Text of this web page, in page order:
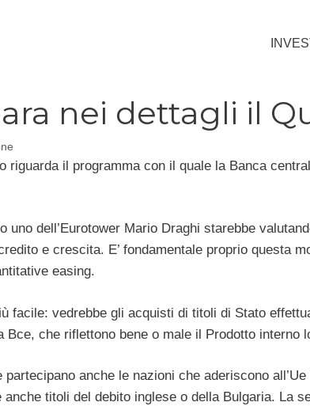
nei dettagli il
riguarda il programma con il quale la Banca
uno dell’Eurotower Mario Draghi starebbe
e crescita. E’ fondamentale proprio questa
easing.
facile: vedrebbe gli acquisti di titoli di Stato
Bce, che riflettono bene o male il Prodotto interno
anche le nazioni che aderiscono
titoli del debito inglese o della Bulgaria. La